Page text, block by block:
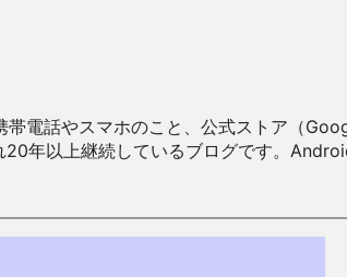
電話やスマホのこと、公式ストア（
年以上継続しているブログです。